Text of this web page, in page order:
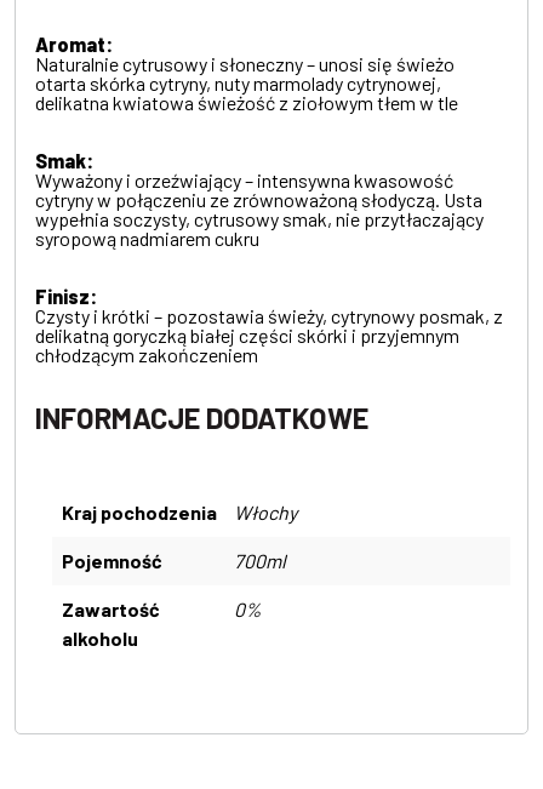
Aromat:
Naturalnie cytrusowy i słoneczny – unosi się świeżo
otarta skórka cytryny, nuty marmolady cytrynowej,
delikatna kwiatowa świeżość z ziołowym tłem w tle
Smak:
Wyważony i orzeźwiający – intensywna kwasowość
cytryny w połączeniu ze zrównoważoną słodyczą. Usta
wypełnia soczysty, cytrusowy smak, nie przytłaczający
syropową nadmiarem cukru
Finisz:
Czysty i krótki – pozostawia świeży, cytrynowy posmak, z
delikatną goryczką białej części skórki i przyjemnym
chłodzącym zakończeniem
INFORMACJE DODATKOWE
Kraj pochodzenia Włochy
Pojemność 700ml
Zawartość
alkoholu
0%